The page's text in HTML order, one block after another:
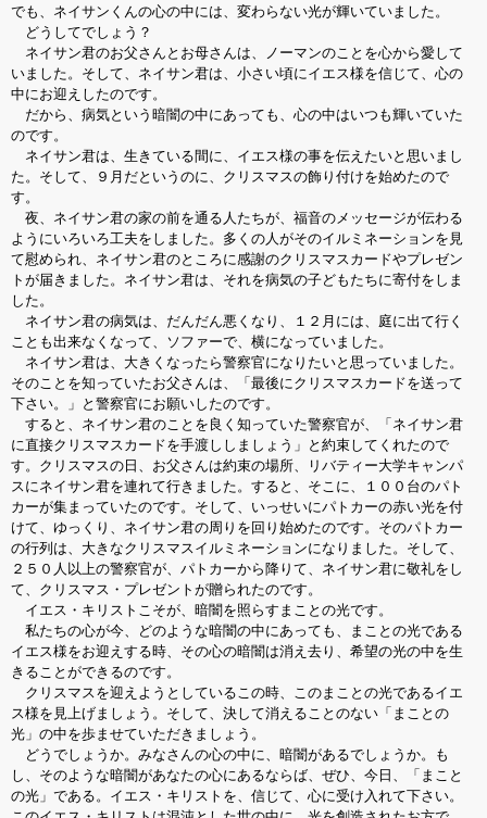
でも、ネイサンくんの心の中には、変わらない光が輝いていました。
どうしてでしょう？
ネイサン君のお父さんとお母さんは、ノーマンのことを心から愛して
いました。そして、ネイサン君は、小さい頃にイエス様を信じて、心の
中にお迎えしたのです。
だから、病気という暗闇の中にあっても、心の中はいつも輝いていた
のです。
ネイサン君は、生きている間に、イエス様の事を伝えたいと思いまし
た。そして、９月だというのに、クリスマスの飾り付けを始めたので
す。
夜、ネイサン君の家の前を通る人たちが、福音のメッセージが伝わる
ようにいろいろ工夫をしました。多くの人がそのイルミネーションを見
て慰められ、ネイサン君のところに感謝のクリスマスカードやプレゼン
トが届きました。ネイサン君は、それを病気の子どもたちに寄付をしま
した。
ネイサン君の病気は、だんだん悪くなり、１２月には、庭に出て行く
ことも出来なくなって、ソファーで、横になっていました。
ネイサン君は、大きくなったら警察官になりたいと思っていました。
そのことを知っていたお父さんは、「最後にクリスマスカードを送って
下さい。」と警察官にお願いしたのです。
すると、ネイサン君のことを良く知っていた警察官が、「ネイサン君
に直接クリスマスカードを手渡ししましょう」と約束してくれたので
す。クリスマスの日、お父さんは約束の場所、リバティー大学キャンパ
スにネイサン君を連れて行きました。すると、そこに、１００台のパト
カーが集まっていたのです。そして、いっせいにパトカーの赤い光を付
けて、ゆっくり、ネイサン君の周りを回り始めたのです。そのパトカー
の行列は、大きなクリスマスイルミネーションになりました。そして、
２５０人以上の警察官が、パトカーから降りて、ネイサン君に敬礼をし
て、クリスマス・プレゼントが贈られたのです。
イエス・キリストこそが、暗闇を照らすまことの光です。
私たちの心が今、どのような暗闇の中にあっても、まことの光である
イエス様をお迎えする時、その心の暗闇は消え去り、希望の光の中を生
きることができるのです。
クリスマスを迎えようとしているこの時、このまことの光であるイエ
ス様を見上げましょう。そして、決して消えることのない「まことの
光」の中を歩ませていただきましょう。
どうでしょうか。みなさんの心の中に、暗闇があるでしょうか。も
し、そのような暗闇があなたの心にあるならば、ぜひ、今日、「まこと
の光」である。イエス・キリストを、信じて、心に受け入れて下さい。